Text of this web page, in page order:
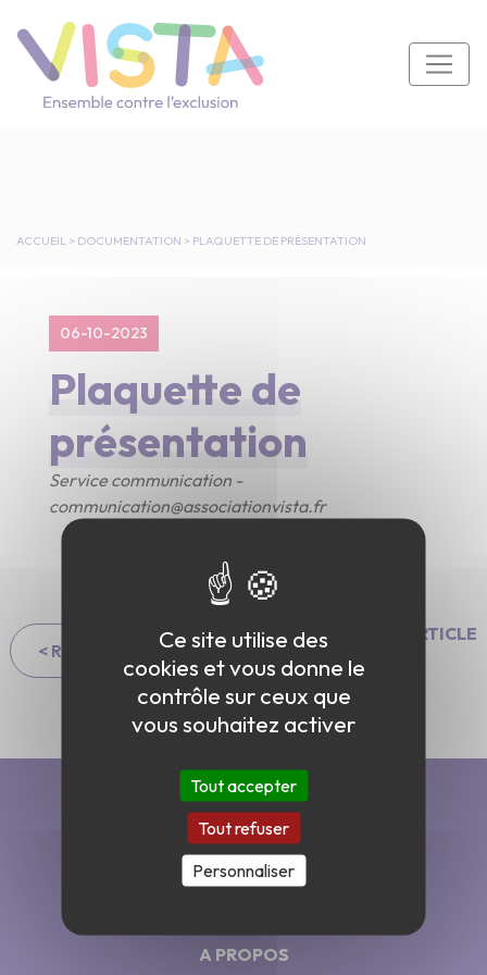
Navigation principale
ACCUEIL > DOCUMENTATION > PLAQUETTE DE PRÉSENTATION
06-10-2023
Plaquette de
présentation
Service communication -
communication@associationvista.fr
< Retour aux articles
PARTAGER L'ARTICLE
A PROPOS
Ce site utilise des
cookies et vous donne le
contrôle sur ceux que
vous souhaitez activer
Tout accepter
Tout refuser
Personnaliser